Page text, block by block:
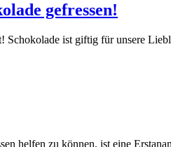
gefressen!
Schokolade ist giftig für unsere
helfen zu können, ist eine